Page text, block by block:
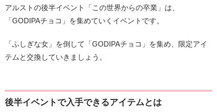
アルストの後半イベント「この世界からの卒業」は、
「GODIPAチョコ」を集めていくイベントです。
「ふしぎな女」を倒して「GODIPAチョコ」を集め、限定アイ
テムと交換していきましょう。
後半イベントで入手できるアイテムとは